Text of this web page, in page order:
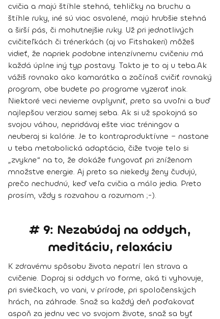
cvičia a majú štíhle stehná, tehličky na bruchu a
štíhle ruky, iné sú viac osvalené, majú hrubšie stehná
a širší pás, či mohutnejšie ruky. Už pri jednotlivých
cvičiteľkách či trénerkách (aj vo Fitshakeri) môžeš
vidieť, že napriek podobne intenzívnemu cvičeniu má
každá úplne iný typ postavy. Takto je to aj u teba.Ak
vážiš rovnako ako kamarátka a začínaš cvičiť rovnaký
program, obe budete po programe vyzerať inak.
Niektoré veci nevieme ovplyvniť, preto sa uvoľni a buď
najlepšou verziou samej seba. Ak si už spokojná so
svojou váhou, nepridávaj ešte viac tréningov a
neuberaj si kalórie. Je to kontraproduktívne – nastane
u teba metabolická adaptácia, čiže tvoje telo si
„zvykne“ na to, že dokáže fungovať pri zníženom
množstve energie. Aj preto sa niekedy ženy čudujú,
prečo nechudnú, keď veľa cvičia a málo jedia. Preto
prosím, vždy s rozvahou a rozumom ;-).
# 9: Nezabúdaj na oddych,
meditáciu, relaxáciu
K zdravému spôsobu života nepatrí len strava a
cvičenie. Dopraj si oddych vo forme, aká ti vyhovuje,
pri sviečkach, vo vani, v prírode, pri spoločenských
hrách, na záhrade. Snaž sa každý deň poďakovať
aspoň za jednu vec vo svojom živote, snaž sa byť